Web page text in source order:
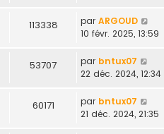
113338 par ARGOUD
10 févr. 2025, 13:59
53707 par bntux07
22 déc. 2024, 12:34
60171 par bntux07
21 déc. 2024, 21:35